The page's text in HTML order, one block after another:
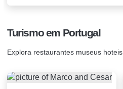
Turismo em Portugal
Explora restaurantes museus